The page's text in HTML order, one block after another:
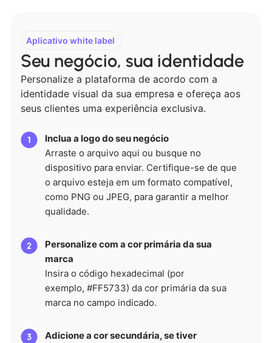
Aplicativo white label
Seu negócio, sua identidade
Personalize a plataforma de acordo com a
identidade visual da sua empresa e ofereça aos
seus clientes uma experiência exclusiva.
Inclua a logo do seu negócio
Arraste o arquivo aqui ou busque no
dispositivo para enviar. Certifique-se de que
o arquivo esteja em um formato compatível,
como PNG ou JPEG, para garantir a melhor
qualidade.
Personalize com a cor primária da sua
marca
Insira o código hexadecimal (por
exemplo, #FF5733) da cor primária da sua
marca no campo indicado.
Adicione a cor secundária, se tiver